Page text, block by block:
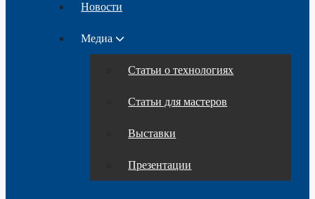
Новости
Медиа
Статьи о технологиях
Статьи для мастеров
Выставки
Презентации